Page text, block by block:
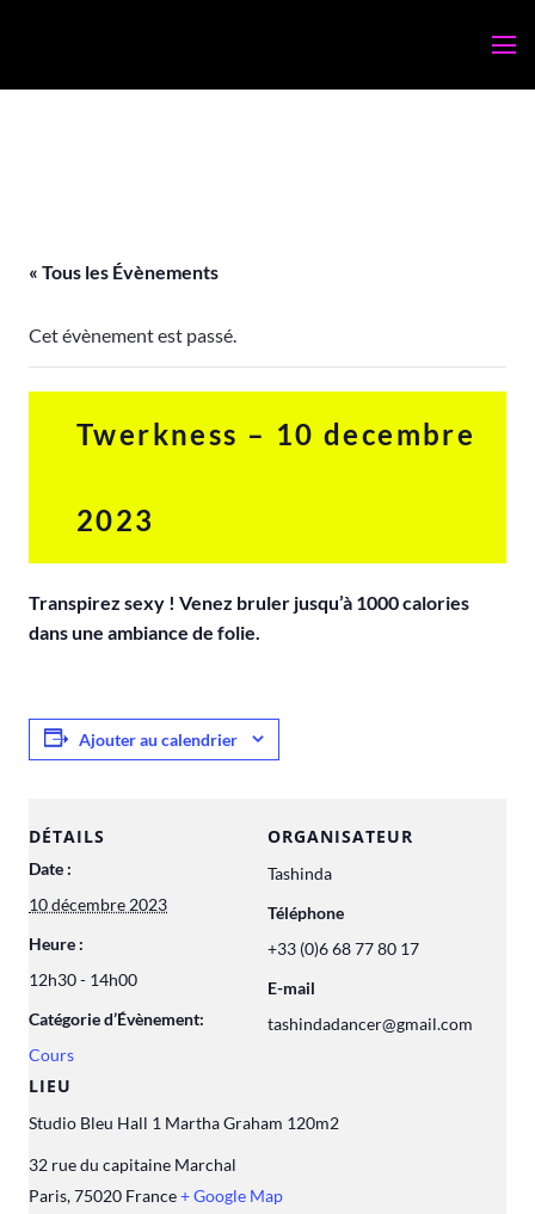
« Tous les Évènements
Cet évènement est passé.
Twerkness – 10 decembre
2023
Transpirez sexy ! Venez bruler jusqu’à 1000 calories
dans une ambiance de folie.
Ajouter au calendrier
DÉTAILS
Date :
10 décembre 2023
Heure :
12h30 - 14h00
Catégorie d’Évènement:
Cours
LIEU
Studio Bleu Hall 1 Martha Graham 120m2
32 rue du capitaine Marchal
Paris,75020 France+ Google Map
ORGANISATEUR
Tashinda
Téléphone
+33 (0)6 68 77 80 17
E-mail
tashindadancer@gmail.com